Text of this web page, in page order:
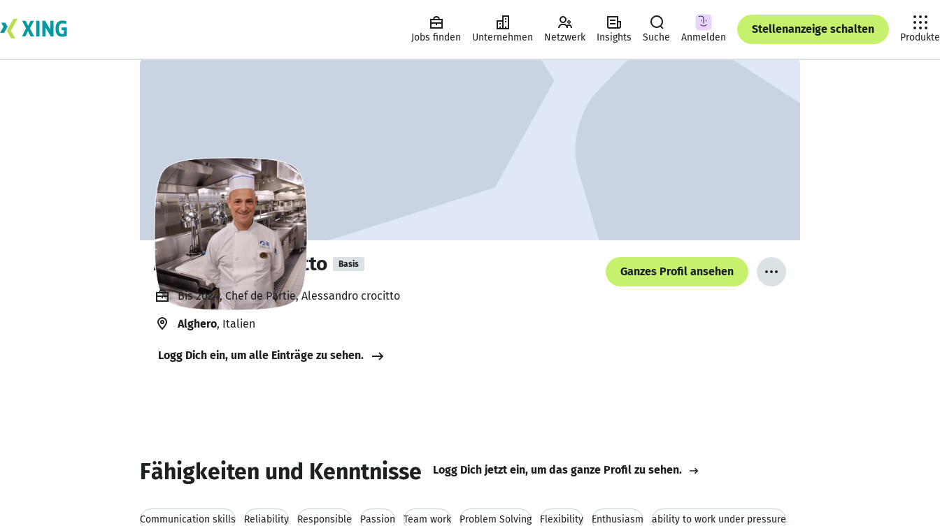
Jobs finden Unternehmen Netzwerk Insights Suche Anmelden
Stellenanzeige schalten
Produkte
Alessandro Crocitto Basis
Ganzes Profil ansehen
Bis 2024, Chef de Partie, Alessandro crocitto
Alghero, Italien
Logg Dich ein, um alle Einträge zu sehen.
Fähigkeiten und Kenntnisse Logg Dich jetzt ein, um das ganze Profil zu sehen.
Communication skills Reliability Responsible Passion Team work Problem Solving Flexibility Enthusiasm ability to work under pressure